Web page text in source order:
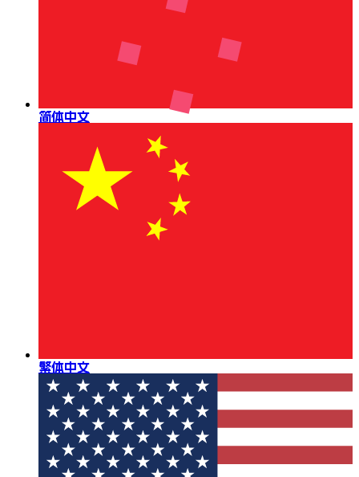
简体中文
繁体中文